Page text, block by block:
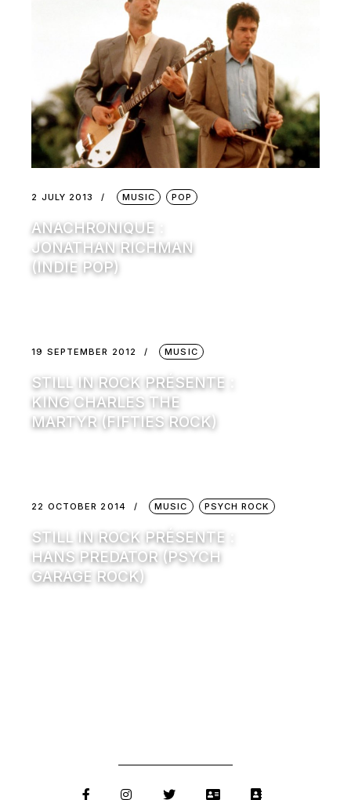
2 JULY 2013 MUSIC POP
ANACHRONIQUE :
JONATHAN RICHMAN
(INDIE POP)
19 SEPTEMBER 2012 MUSIC
STILL IN ROCK PRÉSENTE :
KING CHARLES THE
MARTYR (FIFTIES ROCK)
22 OCTOBER 2014 MUSIC PSYCH ROCK
STILL IN ROCK PRÉSENTE :
HANS PREDATOR (PSYCH
GARAGE ROCK)